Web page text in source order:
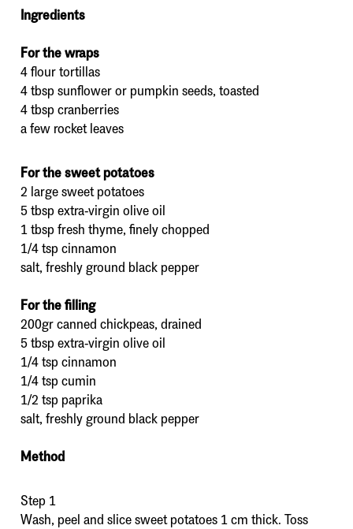
Ingredients
For the wraps
4 flour tortillas
4 tbsp sunflower or pumpkin seeds, toasted
4 tbsp cranberries
a few rocket leaves
For the sweet potatoes
2 large sweet potatoes
5 tbsp extra-virgin olive oil
1 tbsp fresh thyme, finely chopped
1/4 tsp cinnamon
salt, freshly ground black pepper
For the filling
200gr canned chickpeas, drained
5 tbsp extra-virgin olive oil
1/4 tsp cinnamon
1/4 tsp cumin
1/2 tsp paprika
salt, freshly ground black pepper
Method
Step 1
Wash, peel and slice sweet potatoes 1 cm thick. Toss